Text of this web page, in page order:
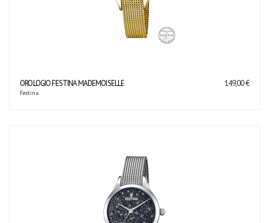
OROLOGIO FESTINA MADEMOISELLE
Festina
149,00 €